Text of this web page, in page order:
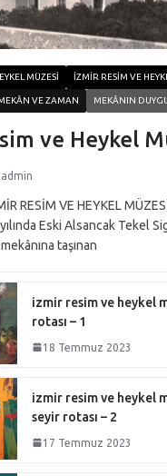
MÜZESI İZMIR RESIM VE
VE ZAMAN MEKÂNIN
ve Heykel
admin
RESİM VE HEYKEL
Eski Alsancak Tekel
taşınan
izmir resim ve heykel
rotası – 1
18 Temmuz 2023
izmir resim ve heykel
seyir rotası – 2
17 Temmuz 2023